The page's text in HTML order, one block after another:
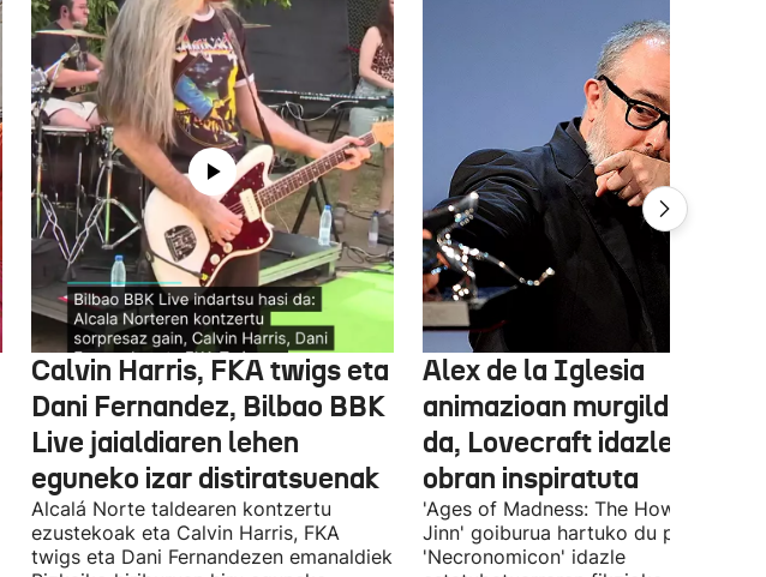
Calvin Harris, FKA twigs eta
Dani Fernandez, Bilbao BBK
Live jaialdiaren lehen
eguneko izar distiratsuenak
Alcalá Norte taldearen kontzertu
ezustekoak eta Calvin Harris, FKA
twigs eta Dani Fernandezen emanaldiek
Alex de la Iglesia
animazioan murgilduko
da, Lovecraft idazlearen
obran inspiratuta
'Ages of Madness: The Howling of
Jinn' goiburua hartuko du pelikulak,
'Necronomicon' idazle